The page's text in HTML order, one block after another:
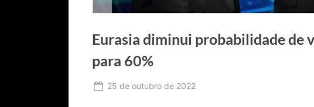
Eurasia diminui probabilidade de
para 60%
Posted
25 de outubro de 2022